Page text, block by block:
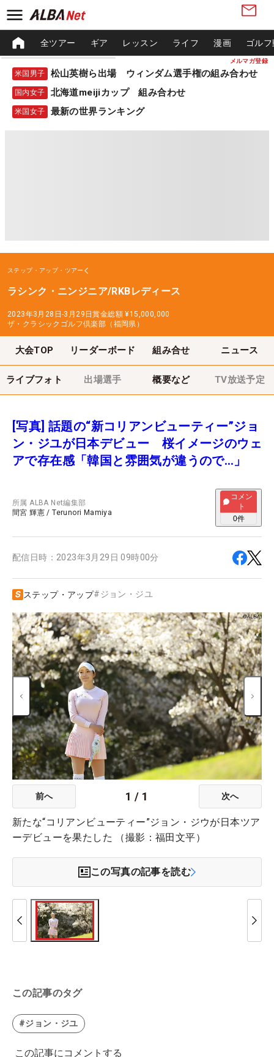
メルマガ登録
全ツアー ギア レッスン ライフ 漫画 ゴル
米国男子 松山英樹ら出場 ウィンダム選手権の組み合わせ
国内女子 北海道meijiカップ 組み合わせ
米国女子 最新の世界ランキング
ステップ・アップ・ツアー
ラシンク・ニンジニア/RKBレディース
2023年3月28日-3月29日賞金総額 ¥15,000,000
ザ・クラシックゴルフ倶楽部（福岡県）
大会TOP リーダーボード 組み合せ ニュース
ライブフォト 出場選手 概要など TV放送予定
[写真] 話題の“新コリアンビューティー”ジョ
ン・ジユが日本デビュー 桜イメージのウェ
アで存在感「韓国と雰囲気が違うので…」
所属ALBA Net編集部
間宮 輝憲 /Terunori Mamiya
コメン
ト
0件
配信日時： 2023年3月29日 09時00分
ステップ・アップ# ジョン・ジユ
前へ 1 / 1 次へ
新たな“コリアンビューティー”ジョン・ジウが日本ツア
ーデビューを果たした （撮影：福田文平）
この写真の記事を読む
この記事のタグ
#ジョン・ジユ